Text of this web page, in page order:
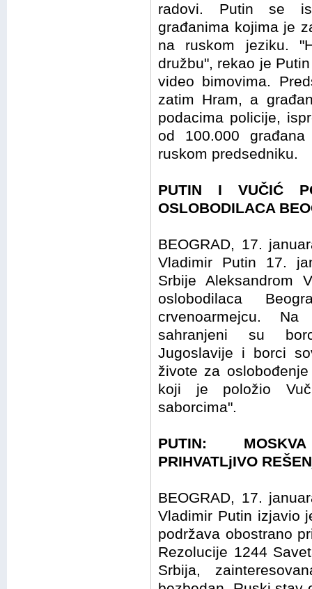
radovi. Putin se
građanima kojima je
na ruskom jeziku.
družbu", rekao je
video bimovima.
zatim Hram, a
podacima policije,
od 100.000
ruskom predsedniku.
PUTIN I VUČIĆ
OSLOBODILACA
BEOGRAD, 17.
Vladimir Putin 17.
Srbije Aleksandrom
oslobodilaca
crvenoarmejcu.
sahranjeni su
Jugoslavije i borci
živote za
koji je položio
saborcima".
PUTIN:
PRIHVATLjIVO
BEOGRAD, 17.
Vladimir Putin izjavio
podržava obostrano
Rezolucije 1244
Srbija,